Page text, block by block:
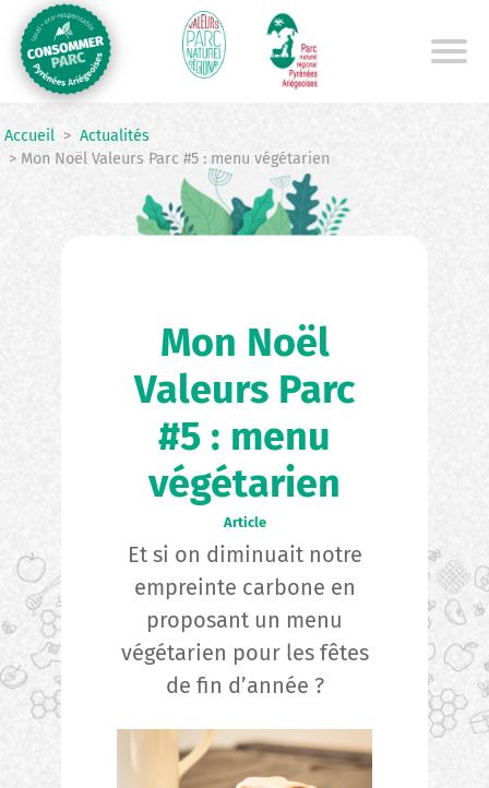
contenu
principal
Accueil > Actualités
> Mon Noël Valeurs Parc #5 : menu végétarien
Mon Noël
Valeurs Parc
#5 : menu
végétarien
Article
Et si on diminuait notre
empreinte carbone en
proposant un menu
végétarien pour les fêtes
de fin d’année ?